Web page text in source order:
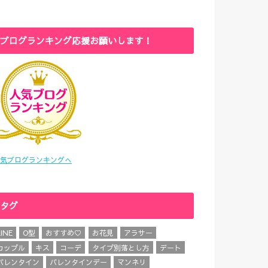
ブログランキング応援お願いします！
ブログランキングへ
タグ
O型 おすすめ♡ お花見
アラサー
ップル
キス コーデ タイプ別落とし方
デート
レンタイン
バレンタインデー マンネリ